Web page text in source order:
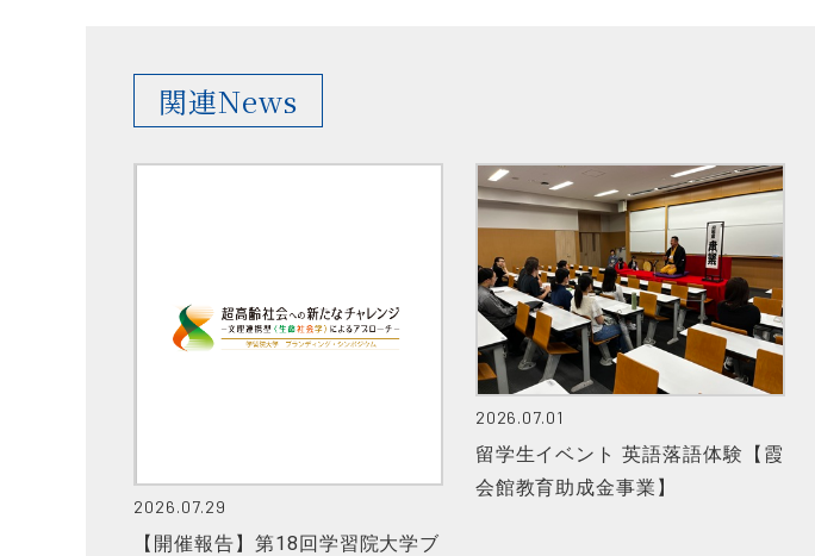
関連News
2026.07.29
【開催報告】第18回学習院大学ブ
2026.07.01
留学生イベント 英語落語体験【霞
会館教育助成金事業】